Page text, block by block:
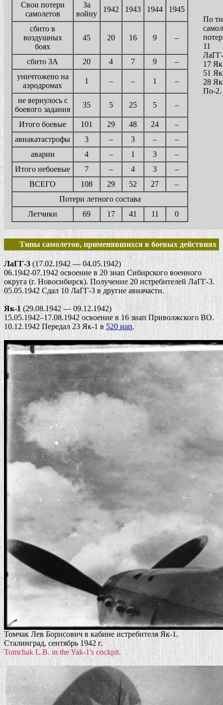
Свои потери
самолетов
За
войну
1942 1943 1944 1945
сбито в
воздушных
боях
45 20 16 9 –
сбито ЗА 20 4 7 9
–
уничтожено на
аэродромах
1 – – 1 –
не вернулось с
боевого задания
35 5 25 5 –
Итого боевые 101 29 48 24
–
авиакатастрофы
3 – 3 –
–
аварии
4 – 1 3
–
Итого небоевые
7 – 4 3
–
ВСЕГО
108 29 52 27
–
Потери летного состава
Летчики
69 17 41 11 0
По
11
17
51
28
По-2.
Типы самолетов, применявшихся в боевых действиях
ЛаГГ-3(17.02.1942 — 04.05.1942)
06.1942-07.1942 освоение в 20 зиап Сибирского военного
округа (г. Новосибирск). Получение 20 истребителей ЛаГГ-3.
05.05.1942 Сдал 10 ЛаГГ-3 в другие авиачасти.
Як-1 (29.08.1942 — 09.12.1942)
15.05.1942–17.08.1942 освоение в 16 зиап Приволжского ВО.
10.12.1942 Передал 23 Як-1 в 520 иап.
Томчак Лев Борисович в кабине истребителя Як-1.
Сталинград, сентябрь 1942 г.
Tomchak L.B. in the Yak-1's cockpit.